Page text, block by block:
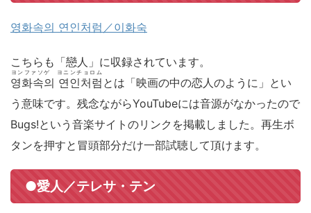
영화속의 연인처럼／이화숙
こちらも「戀人」に収録されています。
영화속의 연인처럼
ヨンファソゲ ヨニンチョロム
とは「映画の中の恋人のように」とい
う意味です。残念ながらYouTubeには音源がなかったので
Bugs!という音楽サイトのリンクを掲載しました。再生ボ
タンを押すと冒頭部分だけ一部試聴して頂けます。
●愛人／テレサ・テン